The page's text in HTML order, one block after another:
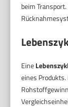
beim
Eine
eines